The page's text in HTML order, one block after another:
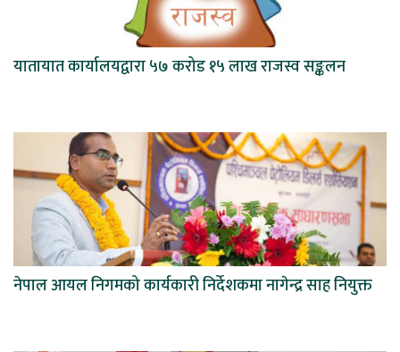
यातायात कार्यालयद्वारा ५७ करोड १५ लाख राजस्व सङ्कलन
नेपाल आयल निगमको कार्यकारी निर्देशकमा नागेन्द्र साह नियुक्त